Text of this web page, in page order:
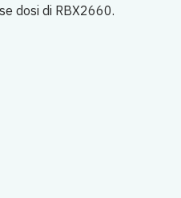
dosi di RBX2660.